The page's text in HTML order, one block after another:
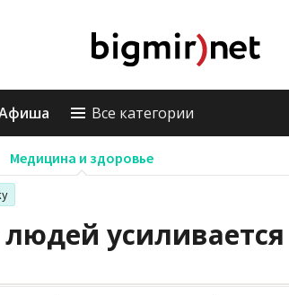
Все категории
Медицина и здоровье
усиливается